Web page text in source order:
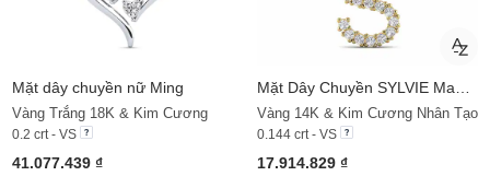
Mặt dây chuyền nữ Ming
Vàng Trắng 18K & Kim Cương
0.2 crt - VS
41.077.439 ₫
Vàng 14K & Kim Cương Nhân Tạo
0.144 crt - VS
17.914.829 ₫